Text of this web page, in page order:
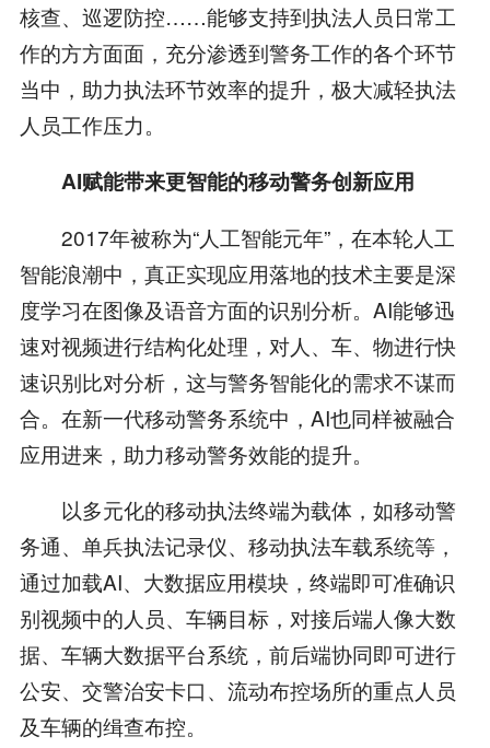
核查、巡逻防控……能够支持到执法人员日常工
作的方方面面，充分渗透到警务工作的各个环节
当中，助力执法环节效率的提升，极大减轻执法
人员工作压力。
AI赋能带来更智能的移动警务创新应用
2017年被称为“人工智能元年”，在本轮人工
智能浪潮中，真正实现应用落地的技术主要是深
度学习在图像及语音方面的识别分析。AI能够迅
速对视频进行结构化处理，对人、车、物进行快
速识别比对分析，这与警务智能化的需求不谋而
合。在新一代移动警务系统中，AI也同样被融合
应用进来，助力移动警务效能的提升。
以多元化的移动执法终端为载体，如移动警
务通、单兵执法记录仪、移动执法车载系统等，
通过加载AI、大数据应用模块，终端即可准确识
别视频中的人员、车辆目标，对接后端人像大数
据、车辆大数据平台系统，前后端协同即可进行
公安、交警治安卡口、流动布控场所的重点人员
及车辆的缉查布控。